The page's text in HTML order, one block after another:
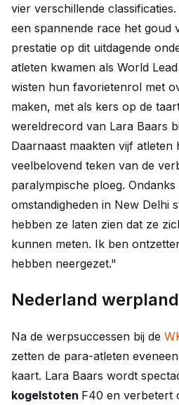
vier verschillende
een spannende race het goud
prestatie op dit uitdagende
atleten kwamen als World
wisten hun favorietenrol met
maken, met als kers op de
wereldrecord van Lara Baars
Daarnaast maakten vijf atleten
veelbelovend teken van de
paralympische ploeg. Ondanks
omstandigheden in New Delhi
hebben ze laten zien dat ze
kunnen meten. Ik ben
hebben neergezet."
Nederland werpland
Na de werpsuccessen bij de
zetten de para-atleten
kaart. Lara Baars wordt
kogelstoten F40 en verbetert